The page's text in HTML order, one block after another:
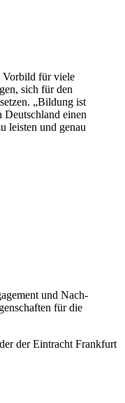
Vor­bild für viele
sich für den
„Bil­dung ist
einen
leis­ten und genau
und Nach­
für die
der Ein­tracht Frankfurt